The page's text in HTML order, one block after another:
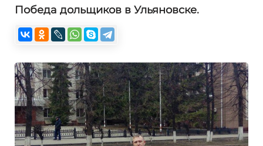
Победа дольщиков в Ульяновске.